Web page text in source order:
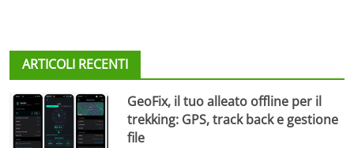
ARTICOLI RECENTI
GeoFix, il tuo alleato offline per il
trekking: GPS, track back e gestione
file